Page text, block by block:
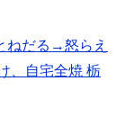
ねだる→怒らえ
、自宅全焼 栃